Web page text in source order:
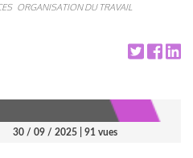
ORGANISATION DU TRAVAIL
30 / 09 / 2025 | 91 vues